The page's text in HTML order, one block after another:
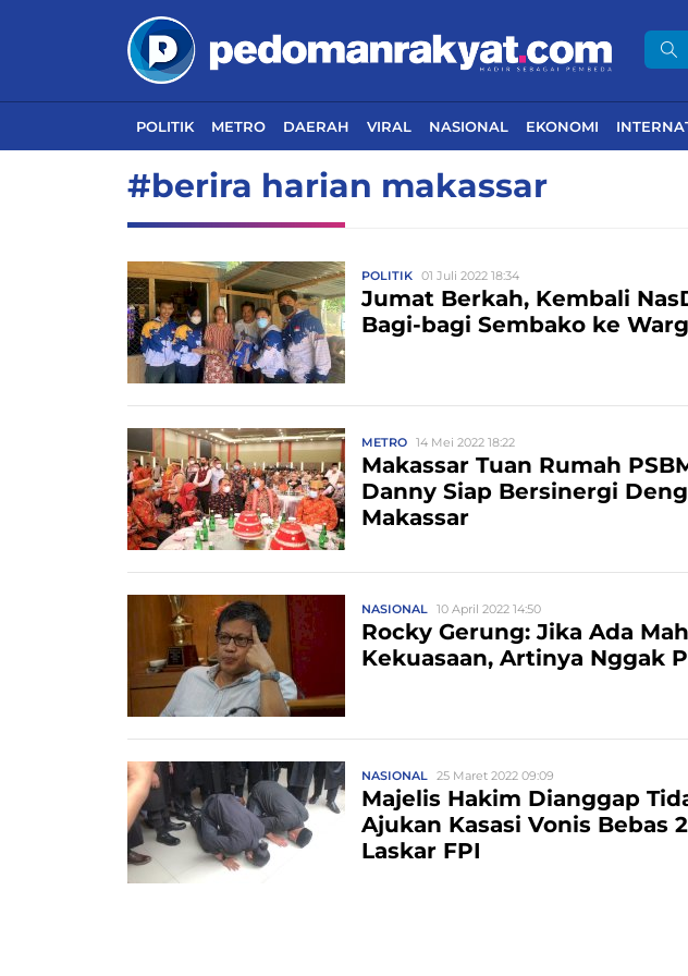
POLITIK METRO DAERAH VIRAL NASIONAL EKONOMI
#berira harian makassar
POLITIK 01 Juli 2022 18:34
Jumat Berkah, Kembali
Bagi-bagi Sembako ke
METRO 14 Mei 2022 18:22
Makassar Tuan Rumah
Danny Siap Bersinergi
Makassar
NASIONAL 10 April 2022 14:50
Rocky Gerung: Jika Ada
Kekuasaan, Artinya Nggak
NASIONAL 25 Maret 2022 09:09
Majelis Hakim Dianggap
Ajukan Kasasi Vonis Bebas
Laskar FPI